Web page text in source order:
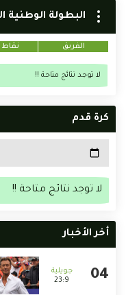
البطولة الوطنية
الفريق نقاط
لا توجد نتائج متاحة !!
كرة قدم
لا توجد نتائج متاحة !!
أخر الأخبار
23:9